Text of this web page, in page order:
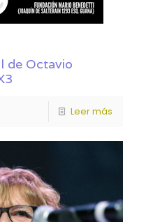
de Octavio
Leer más